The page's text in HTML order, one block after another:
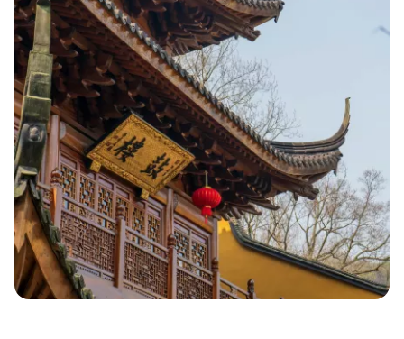
Poursuivre avec le courrier
électronique